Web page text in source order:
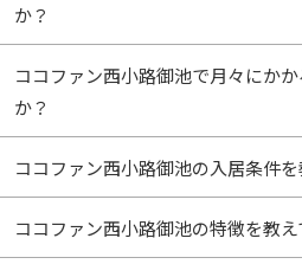
か？
ココファン西小路御池で月々にか
か？
ココファン西小路御池の入居条件を
ココファン西小路御池の特徴を教え